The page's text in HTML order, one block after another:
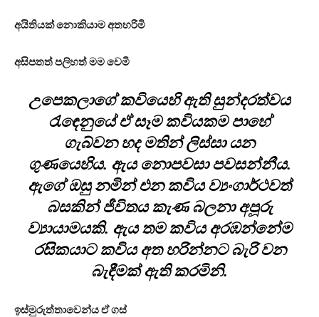
අයිතියක් නොකියාම අතහරිමි
අසිපතත් පලිහත් මම වෙමි
උපෙකලාගේ කවියෙහි ඇති සුන්දරත්වය
රැඳෙනුයේ ඒ සෑම කවියකම පාහේ
ගැබ්වන හද මතින් ලිස්සා යන
ගුණයෙහිය. ඇය නොපවසා පවසන්නීය.
ඇගේ ඔසු නමින් එන කවිය ව්‍යංගාර්ථවත්
බසකින් ජීවිතය කැණ බලනා අපූරු
ව්‍යායාමයකි. ඇය තම කවිය අරඹන්නේම
රසිකයාට කවිය අත හරින්නට බැරි වන
බැඳීමක් ඇති කරමිනි.
ඉස්මුරුත්තාවෙන්ය ඒ ගස්